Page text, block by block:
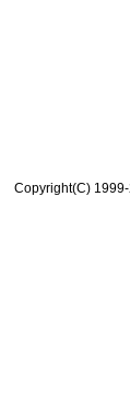
Copyright(C)